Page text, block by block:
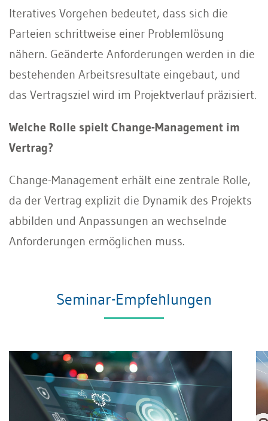
Iteratives Vorgehen bedeutet, dass sich die
Parteien schrittweise einer Problemlösung
nähern. Geänderte Anforderungen werden in die
bestehenden Arbeitsresultate eingebaut, und
das Vertragsziel wird im Projektverlauf präzisiert.
Welche Rolle spielt Change-Management im
Vertrag?
Change-Management erhält eine zentrale Rolle,
da der Vertrag explizit die Dynamik des Projekts
abbilden und Anpassungen an wechselnde
Anforderungen ermöglichen muss.
Seminar-Empfehlungen